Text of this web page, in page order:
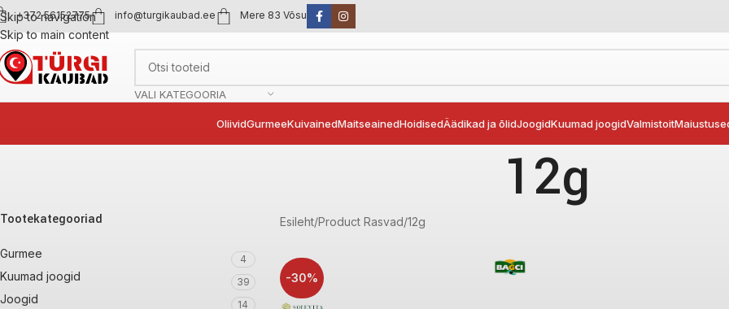
Skip to navigation
Skip to main content
+372 56152775 info@turgikaubad.ee Mere 83 Võsu
VALI KATEGOORIA
OliividGurmeeKuivainedMaitseainedHoidisedÄädikad ja õlidJoogidKuumad joogidValmistoit
12g
Tootekategooriad
Gurmee 4
Kuumad joogid 39
Joogid 14
Esileht Product Rasvad 12g
-30%